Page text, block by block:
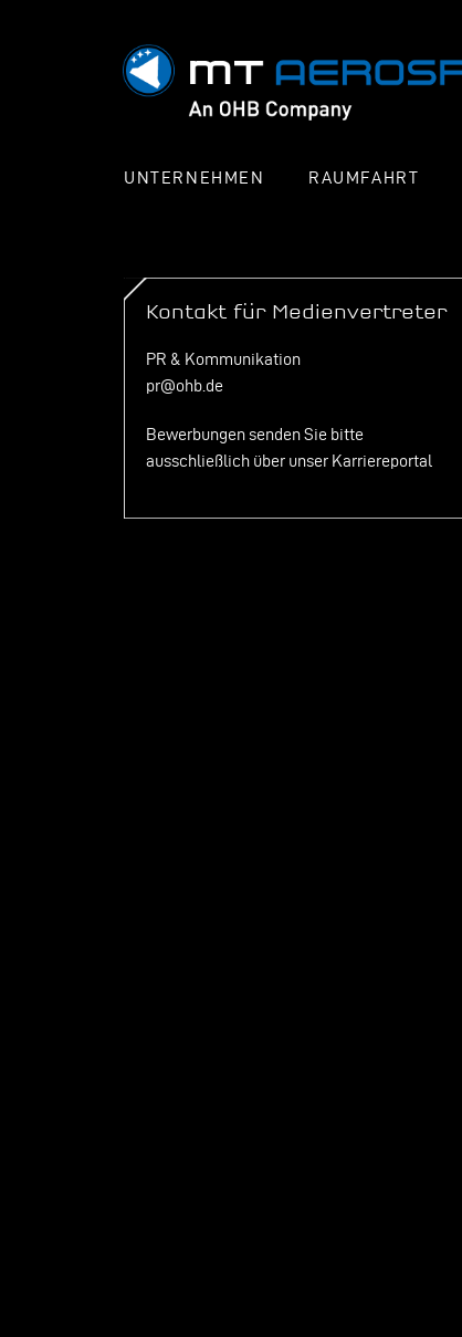
UNTERNEHMEN RAUMFAHRT
Kontakt für Medienvertreter
PR & Kommunikation
pr@ohb.de
Bewerbungen senden Sie bitte
ausschließlich über unser Karriereportal